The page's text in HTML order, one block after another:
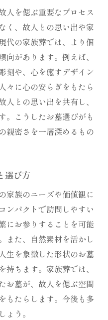
人を偲ぶ重要なプロセス
く、故人との思い出や家
代の家族葬では、より個
があります。例えば、
刻や、心を癒すデザイン
々に心の安らぎをもたら
との思い出を共有し、
。こうしたお墓選びがも
親密さを一層深めるもの
選び方
家族のニーズや価値観に
ンパクトで訪問しやすい
にお参りすることを可能
また、自然素材を活かし
生を象徴した形状のお墓
ちます。家族葬では、
お墓が、故人を偲ぶ空間
もたらします。今後も多
う。